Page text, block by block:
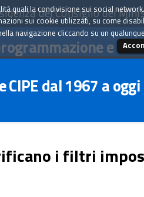
del Consiglio dei
e il
dal 1967 a oggi
i filtri
quali la condivisione sui social
sui cookie utilizzati, su come
navigazione cliccando su un